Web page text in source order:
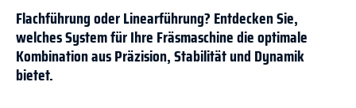
Flachführung oder Linearführung? Entdecken Sie,
welches System für Ihre Fräsmaschine die optimale
Kombination aus Präzision, Stabilität und Dynamik
bietet.